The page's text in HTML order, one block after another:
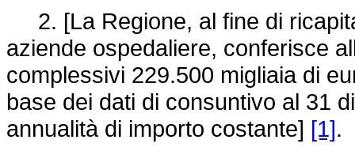
2. [La Regione, al fine di
aziende ospedaliere, conferisce
complessivi 229.500 migliaia di
base dei dati di consuntivo al 31
annualità di importo costante] [1].